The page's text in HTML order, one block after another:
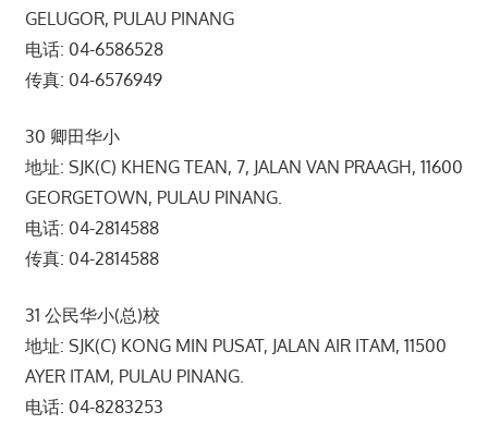
GELUGOR, PULAU PINANG
电话: 04-6586528
传真: 04-6576949
30 卿田华小
地址: SJK(C) KHENG TEAN, 7, JALAN VAN PRAAGH, 11600
GEORGETOWN, PULAU PINANG.
电话: 04-2814588
传真: 04-2814588
31 公民华小(总)校
地址: SJK(C) KONG MIN PUSAT, JALAN AIR ITAM, 11500
AYER ITAM, PULAU PINANG.
电话: 04-8283253